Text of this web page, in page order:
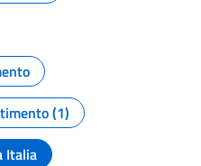
(1)
Italia